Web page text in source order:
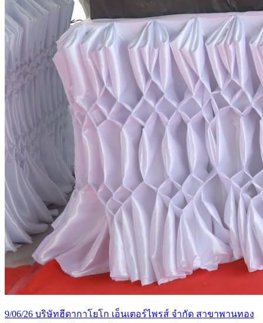
9/06/26 บริษัทฮีดากาโยโก เอ็นเตอร์ไพรส์ จำกัด สาขาพานทอง